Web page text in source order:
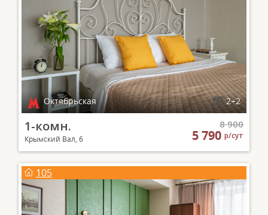
Октябрьская 2+2
1-комн.
Крымский Вал, 6
8 900
5 790р/сут
105